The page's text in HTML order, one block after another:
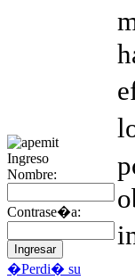
Ingreso
Nombre:
Contrase�a:
�Perdi� su